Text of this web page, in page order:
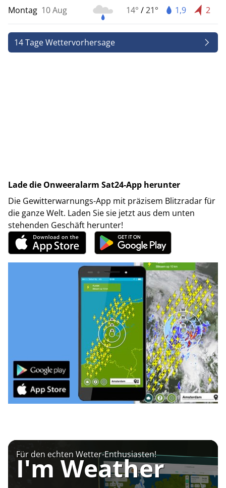
Montag 10 Aug 14° /21° 1,9 2
14 Tage Wettervorhersage
Lade die Onweeralarm Sat24-App herunter
Die Gewitterwarnungs-App mit präzisem Blitzradar für
die ganze Welt. Laden Sie sie jetzt aus dem unten
stehenden Geschäft herunter!
Für den echten Wetter-Enthusiasten!
I'm Weather